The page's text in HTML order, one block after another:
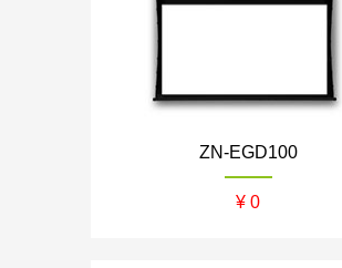
ZN-EGD100
¥ 0